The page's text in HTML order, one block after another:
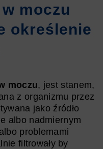
moczu
określenie
moczu, jest stanem,
z organizmu przez
jako źródło
albo nadmiernym
problemami
filtrowały by